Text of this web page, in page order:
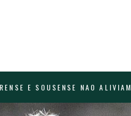
E SOUSENSE NAO ALIVIAM